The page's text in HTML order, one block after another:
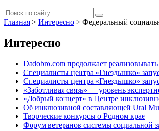
Главная > Интересно > Федеральный
Интересно
Dadobro.com продолжает
Специалисты центра «Гнездышко»
Специалисты центра «Гнездышко»
«Заботливая связь» — уровень
«Добрый концерт» в Центре
Об инклюзивной составляющей Ural
Творческие конкурсы о Родном крае
Форум ветеранов системы социальной